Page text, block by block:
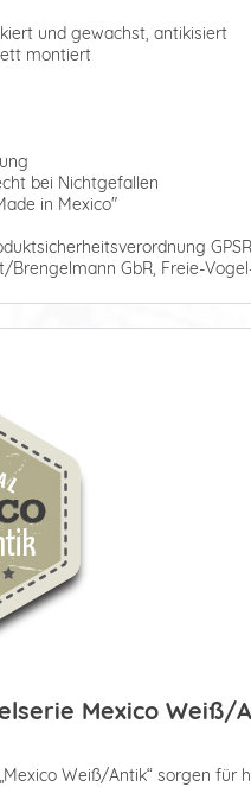
und gewachst, antikisiert
montiert
bei Nichtgefallen
in Mexico"
GbR, Freie-
Mexico Weiß/
Weiß/Antik“ sorgen für